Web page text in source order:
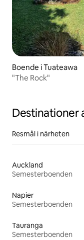
Boende i Tuateawa
"The Rock"
Destinationer
Resmål i närheten
Auckland
Semesterboenden
Napier
Semesterboenden
Tauranga
Semesterboenden